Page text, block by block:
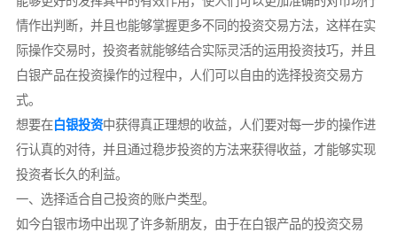
情作出判断，并且也能够掌握更多不同的投资交易方法，这样在实
际操作交易时，投资者就能够结合实际灵活的运用投资技巧，并且
白银产品在投资操作的过程中，人们可以自由的选择投资交易方
式。
想要在白银投资中获得真正理想的收益，人们要对每一步的操作进
行认真的对待，并且通过稳步投资的方法来获得收益，才能够实现
投资者长久的利益。
一、选择适合自己投资的账户类型。
如今白银市场中出现了许多新朋友，由于在白银产品的投资交易